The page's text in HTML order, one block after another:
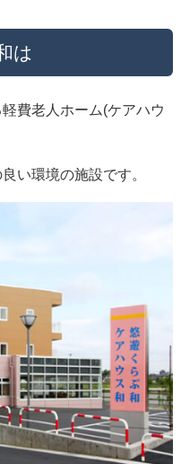
は
費老人ホーム(ケアハウ
い環境の施設です。